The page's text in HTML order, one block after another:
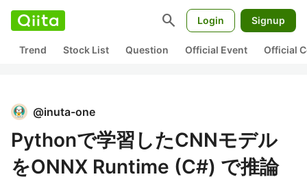
search Login Signup
Trend Stock List Question Official Event Official
@inuta-one
Pythonで学習したCNNモデル
をONNX Runtime (C#) で推論